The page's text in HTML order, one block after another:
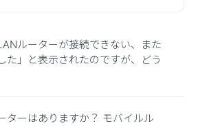
ルーターが接続できない、また
た」と表示されたのですが、どう
ターはありますか？ モバイルル